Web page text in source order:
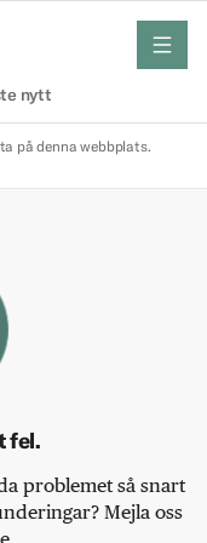
nytt
meny
på denna webbplats.
fel.
problemet så snart
Mejla oss